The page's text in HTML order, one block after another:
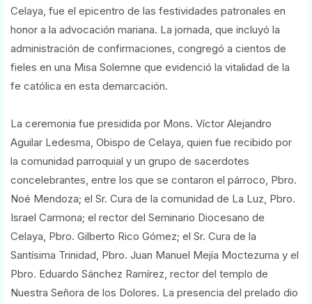
Celaya, fue el epicentro de las festividades patronales en
honor a la advocación mariana. La jornada, que incluyó la
administración de confirmaciones, congregó a cientos de
fieles en una Misa Solemne que evidenció la vitalidad de la
fe católica en esta demarcación.
La ceremonia fue presidida por Mons. Víctor Alejandro
Aguilar Ledesma, Obispo de Celaya, quien fue recibido por
la comunidad parroquial y un grupo de sacerdotes
concelebrantes, entre los que se contaron el párroco, Pbro.
Noé Mendoza; el Sr. Cura de la comunidad de La Luz, Pbro.
Israel Carmona; el rector del Seminario Diocesano de
Celaya, Pbro. Gilberto Rico Gómez; el Sr. Cura de la
Santísima Trinidad, Pbro. Juan Manuel Mejía Moctezuma y el
Pbro. Eduardo Sánchez Ramírez, rector del templo de
Nuestra Señora de los Dolores. La presencia del prelado dio